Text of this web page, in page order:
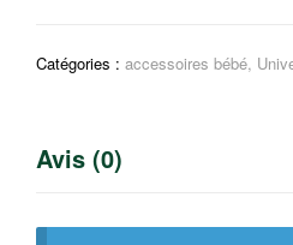
Catégories : accessoires bébé,
Avis (0)